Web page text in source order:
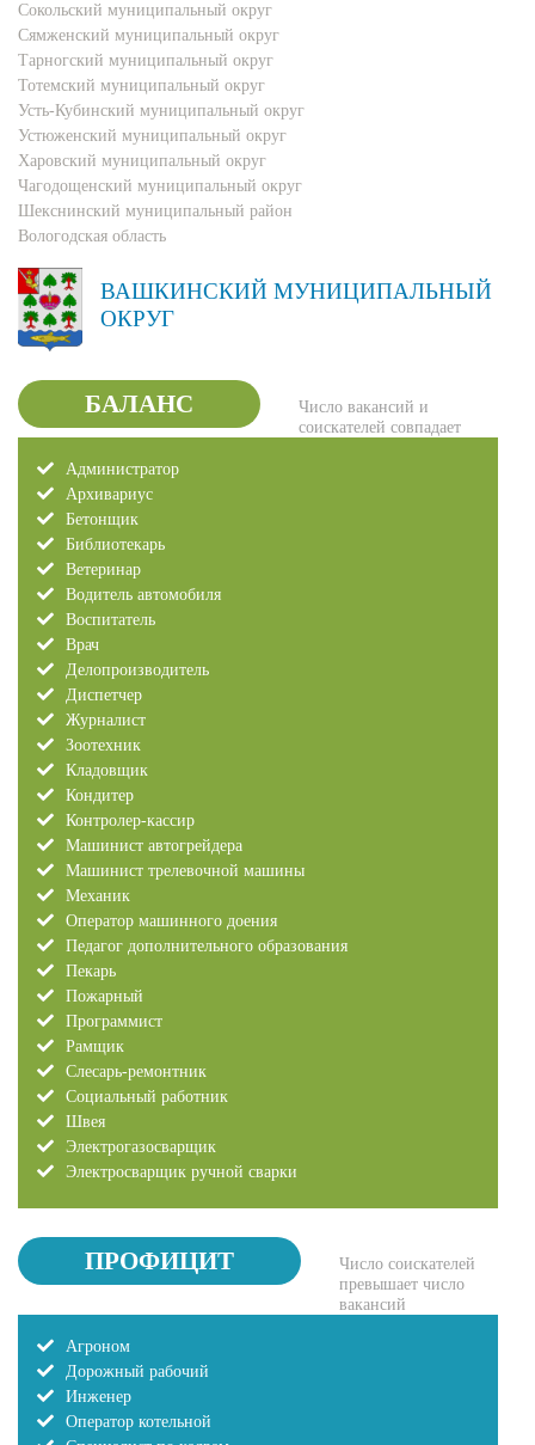
Сокольский муниципальный округ
Сямженский муниципальный округ
Тарногский муниципальный округ
Тотемский муниципальный округ
Усть-Кубинский муниципальный округ
Устюженский муниципальный округ
Харовский муниципальный округ
Чагодощенский муниципальный округ
Шекснинский муниципальный район
Вологодская область
ВАШКИНСКИЙ МУНИЦИПАЛЬНЫЙ
ОКРУГ
БАЛАНС
Число вакансий и
соискателей совпадает
Администратор
Архивариус
Бетонщик
Библиотекарь
Ветеринар
Водитель автомобиля
Воспитатель
Врач
Делопроизводитель
Диспетчер
Журналист
Зоотехник
Кладовщик
Кондитер
Контролер-кассир
Машинист автогрейдера
Машинист трелевочной машины
Механик
Оператор машинного доения
Педагог дополнительного образования
Пекарь
Пожарный
Программист
Рамщик
Слесарь-ремонтник
Социальный работник
Швея
Электрогазосварщик
Электросварщик ручной сварки
ПРОФИЦИТ
Число соискателей
превышает число
вакансий
Агроном
Дорожный рабочий
Инженер
Оператор котельной